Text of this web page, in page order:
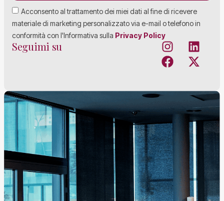
Acconsento al trattamento dei miei dati al fine di ricevere
materiale di marketing personalizzato via e-mail o telefono in
conformità con l'Informativa sulla Privacy Policy
Seguimi su